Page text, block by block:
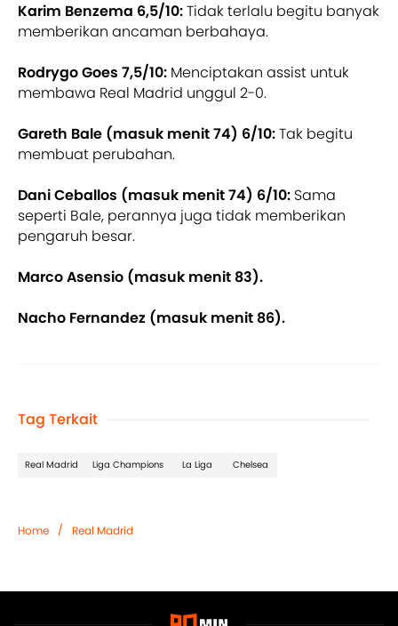
Karim Benzema 6,5/10:Tidak terlalu begitu banyak
memberikan ancaman berbahaya.
Rodrygo Goes 7,5/10: Menciptakan assist untuk
membawa Real Madrid unggul 2-0.
Gareth Bale (masuk menit 74) 6/10:Tak begitu
membuat perubahan.
Dani Ceballos (masuk menit 74) 6/10: Sama
seperti Bale, perannya juga tidak memberikan
pengaruh besar.
Marco Asensio (masuk menit 83).
Nacho Fernandez (masuk menit 86).
Tag Terkait
Real Madrid Liga Champions La Liga Chelsea
Home / Real Madrid